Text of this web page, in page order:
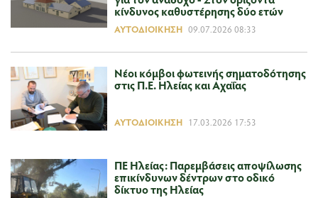
κίνδυνος καθυστέρησης δύο ετών
ΑΥΤΟΔΙΟΊΚΗΣΗ 09.07.2026 08:33
Νέοι κόμβοι φωτεινής σηματοδότησης
στις Π.Ε. Ηλείας και Αχαΐας
ΑΥΤΟΔΙΟΊΚΗΣΗ 17.03.2026 17:53
ΠΕ Ηλείας: Παρεμβάσεις αποψίλωσης
επικίνδυνων δέντρων στο οδικό
δίκτυο της Ηλείας